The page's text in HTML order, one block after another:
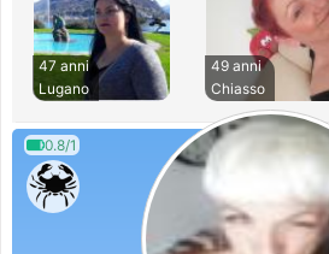
47 anni
Lugano
49 anni
Chiasso
0.8/1